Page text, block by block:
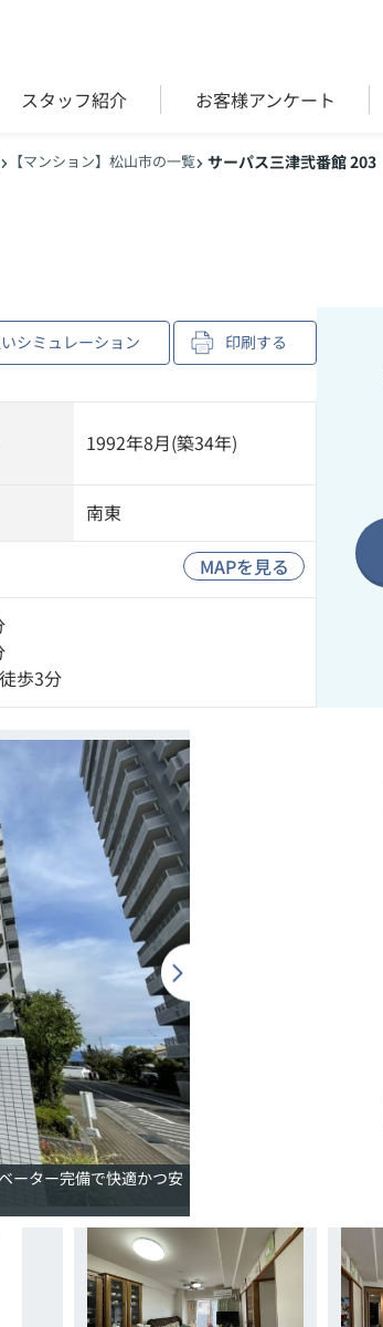
スタッフ紹介 お客様アンケート
【マンション】松山市の一覧 サーパス三津弐番館 203
シミュレーション 印刷する
1992年8月(築34年)
南東
MAPを見る
歩3分
ーター完備で快適かつ安